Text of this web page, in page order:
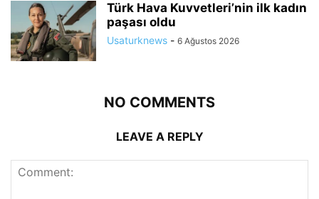
Türk Hava Kuvvetleri’nin ilk kadın
paşası oldu
Usaturknews - 6 Ağustos 2026
NO COMMENTS
LEAVE A REPLY